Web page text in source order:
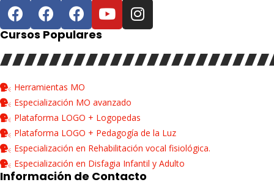
Cursos Populares
Herramientas MO
Especialización MO avanzado
Plataforma LOGO + Logopedas
Plataforma LOGO + Pedagogía de la Luz
Especialización en Rehabilitación vocal fisiológica.
Especialización en Disfagia Infantil y Adulto
Información de Contacto